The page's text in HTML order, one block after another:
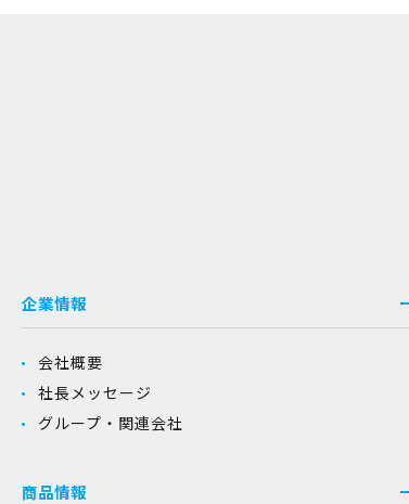
企業情報
会社概要
社長メッセージ
グループ・関連会社
商品情報